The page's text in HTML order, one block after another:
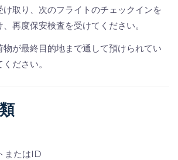
け取り、次のフライトのチェックインを
再度保安検査を受けてください。
物が最終目的地まで通して預けられてい
ださい。
またはID